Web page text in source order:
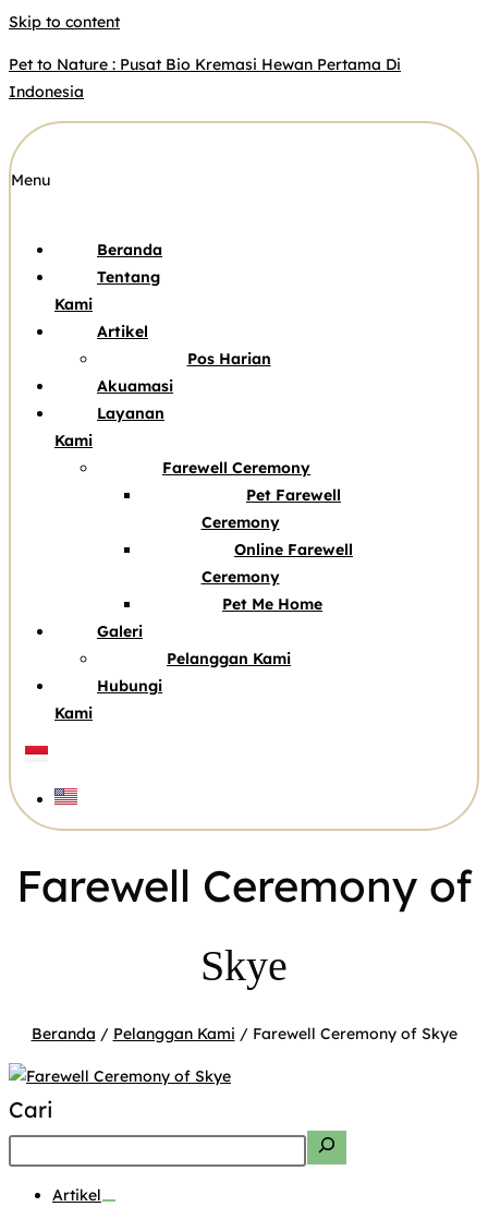
Skip to content
Pet to Nature : Pusat Bio Kremasi Hewan Pertama Di
Indonesia
Menu
Beranda
Tentang
Kami
Artikel
Pos Harian
Akuamasi
Layanan
Kami
Farewell Ceremony
Pet Farewell
Ceremony
Online Farewell
Ceremony
Pet Me Home
Galeri
Pelanggan Kami
Hubungi
Kami
Farewell Ceremony of
Skye
Beranda / Pelanggan Kami / Farewell Ceremony of Skye
Cari
Artikel